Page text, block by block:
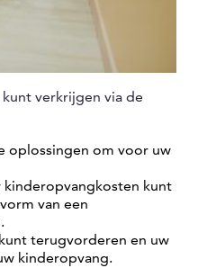
verkrijgen via de
oplossingen om voor uw
kinderopvangkosten kunt
van een
terugvorderen en uw
kinderopvang.